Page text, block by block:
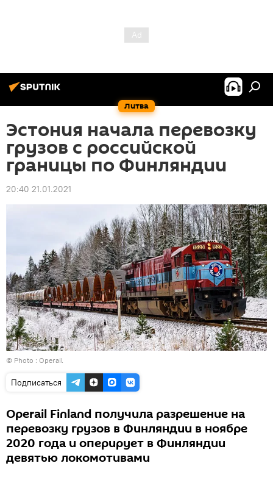
Литва
Эстония начала перевозку
грузов с российской
границы по Финляндии
20:40 21.01.2021
© Photo : Оperail
Подписаться
Operail Finland получила разрешение на
перевозку грузов в Финляндии в ноябре
2020 года и оперирует в Финляндии
девятью локомотивами